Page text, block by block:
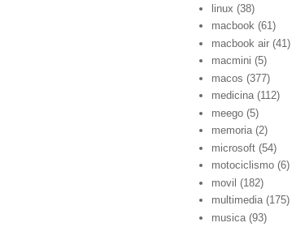
linux (38)
macbook (61)
macbook air (41)
macmini (5)
macos (377)
medicina (112)
meego (5)
memoria (2)
microsoft (54)
motociclismo (6)
movil (182)
multimedia (175)
musica (93)